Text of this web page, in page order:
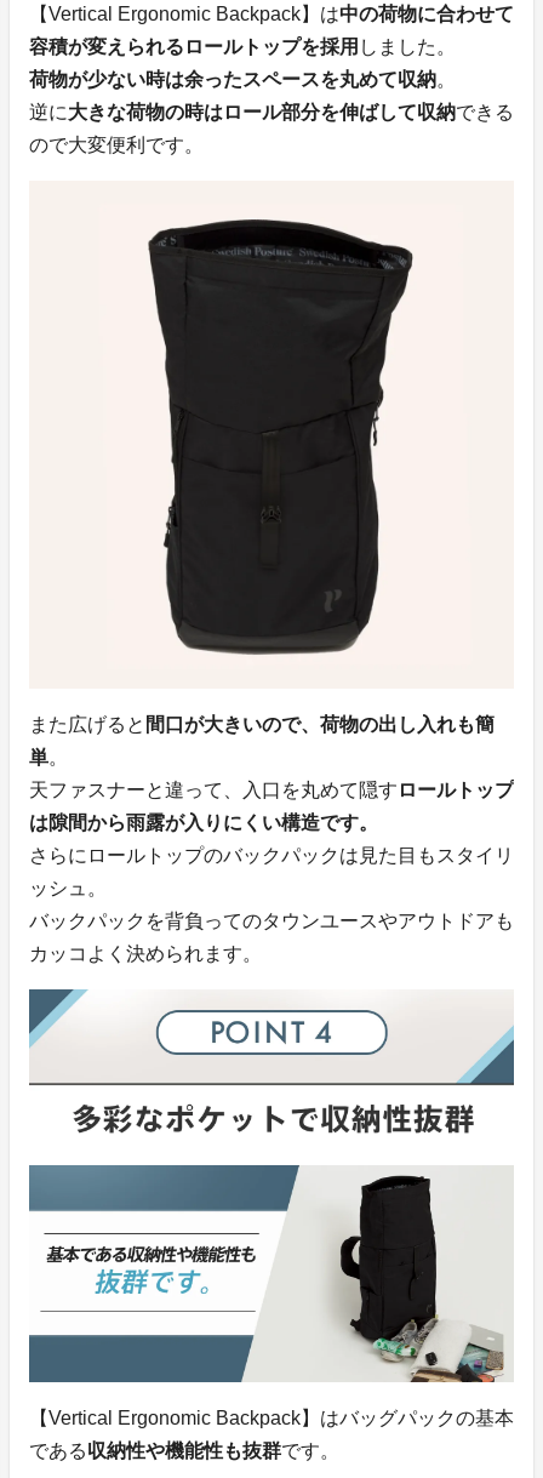
【Vertical Ergonomic Backpack】は中の荷物に合わせて
容積が変えられるロールトップを採用 しました。
荷物が少ない時は余ったスペースを丸めて収納。
逆に大きな荷物の時はロール部分を伸ばして収納できる
ので大変便利です。
また広げると 間口が大きいので、荷物の出し入れも簡
単。
天ファスナーと違って、入口を丸めて隠す ロールトップ
は隙間から雨露が入りにくい構造です。
さらにロールトップのバックパックは見た目もスタイリ
ッシュ。
バックパックを背負ってのタウンユースやアウトドアも
カッコよく決められます。
【Vertical Ergonomic Backpack】はバッグパックの基本
である収納性や機能性も抜群です。